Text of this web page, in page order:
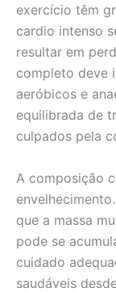
exercício têm
cardio intenso
resultar em
completo deve
aeróbicos e
equilibrada de
culpados pela
A composição
que a massa
pode se
cuidado
saudáveis